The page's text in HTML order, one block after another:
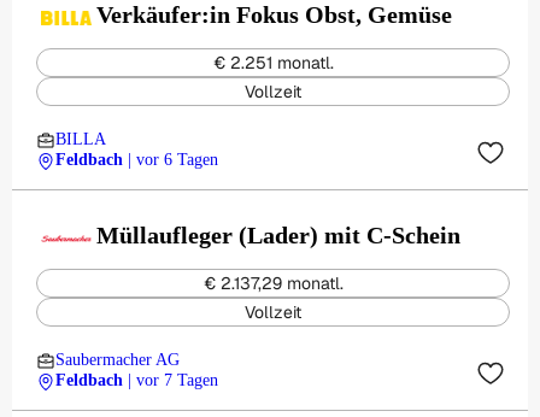
Verkäufer:in Fokus Obst, Gemüse
€ 2.251 monatl.
Vollzeit
BILLA
Feldbach
| vor 6 Tagen
Müllaufleger (Lader) mit C-Schein
€ 2.137,29 monatl.
Vollzeit
Saubermacher AG
Feldbach
| vor 7 Tagen